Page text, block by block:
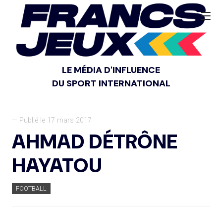
LE MÉDIA D'INFLUENCE
DU SPORT INTERNATIONAL
— Publié le 17 mars 2017
AHMAD DÉTRÔNE
HAYATOU
FOOTBALL